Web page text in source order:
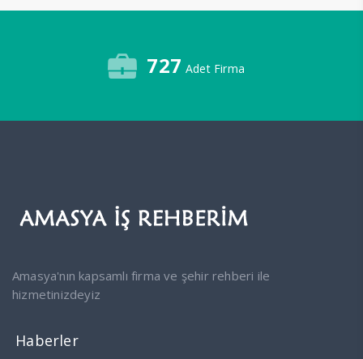
727 Adet Firma
Amasya'nın kapsamlı firma ve şehir rehberi ile
hizmetinizdeyiz
Haberler